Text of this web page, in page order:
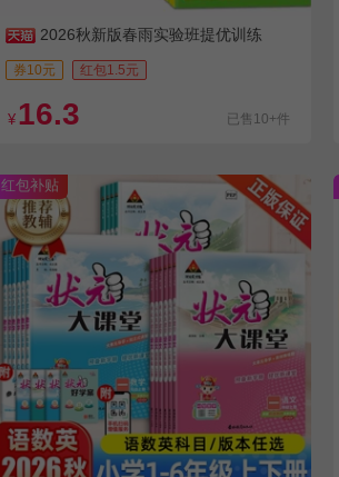
2026秋新版春雨实验班提优训练
券10元 红包1.5元
¥ 16.3 已售10+件
红包补贴